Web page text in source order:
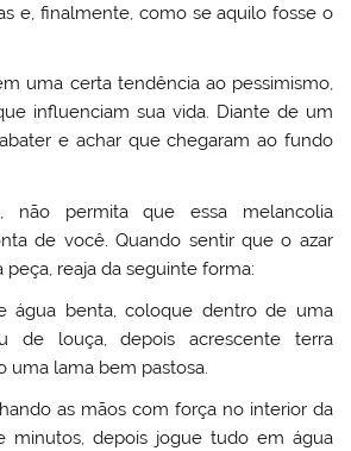
e, finalmente, como se aquilo fosse o
uma certa tendência ao pessimismo,
influenciam sua vida. Diante de um
e achar que chegaram ao fundo
não permita que essa melancolia
de você. Quando sentir que o azar
reaja da seguinte forma:
água benta, coloque dentro de uma
de louça, depois acrescente terra
uma lama bem pastosa.
as mãos com força no interior da
minutos, depois jogue tudo em água